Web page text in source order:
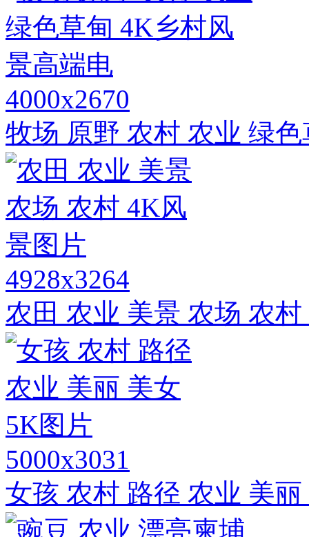
4000x2670
牧场 原野 农村 农业 绿
4928x3264
农田 农业 美景 农场 农
5000x3031
女孩 农村 路径 农业 美